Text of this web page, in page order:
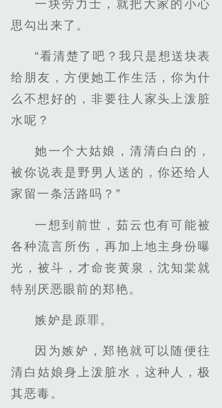
一块劳力士，就把大家的小心
思勾出来了。
“看清楚了吧？我只是想送块表
给朋友，方便她工作生活，你为什
么不想好的，非要往人家头上泼脏
水呢？
她一个大姑娘，清清白白的，
被你说表是野男人送的，你还给人
家留一条活路吗？”
一想到前世，茹云也有可能被
各种流言所伤，再加上地主身份曝
光，被斗，才命丧黄泉，沈知棠就
特别厌恶眼前的郑艳。
嫉妒是原罪。
因为嫉妒，郑艳就可以随便往
清白姑娘身上泼脏水，这种人，极
其恶毒。